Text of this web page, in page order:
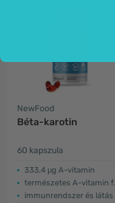
NewFood
Béta-karotin
60 kapszula
333,4 μg A-vitamin
természetes A-vitamin forrás
immunrendszer és látás